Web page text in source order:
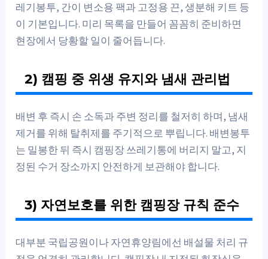
레기봉투, 간이 변소용 팩과 고정용 끈, 생분해 키트 등
이 기본입니다. 미리 목록을 만들어 꼼꼼히 준비하면
현장에서 당황할 일이 줄어듭니다.
2) 캠핑 중 위생 유지와 냄새 관리법
배변 후 즉시 손 소독과 주변 정리를 철저히 하며, 냄새
제거를 위해 탈취제를 주기적으로 뿌립니다. 배변봉투
는 밀봉한 뒤 즉시 캠핑장 쓰레기통에 버리지 말고, 지
정된 수거 장소까지 안전하게 보관해야 합니다.
3) 자연보호를 위한 캠핑장 규칙 준수
대부분 국립공원이나 자연휴양림에선 배설물 처리 규